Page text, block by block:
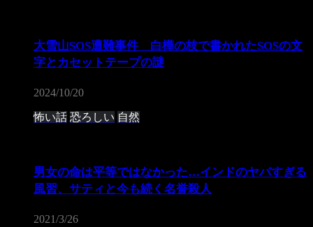
大雪山SOS遭難事件 白樺の枝で書かれたSOSの文
字とカセットテープの謎
2024/10/20
怖い話 恐ろしい 自然
男女の命は平等ではなかった…インドのヤバすぎる
風習、サティと今も続く名誉殺人
2021/3/26